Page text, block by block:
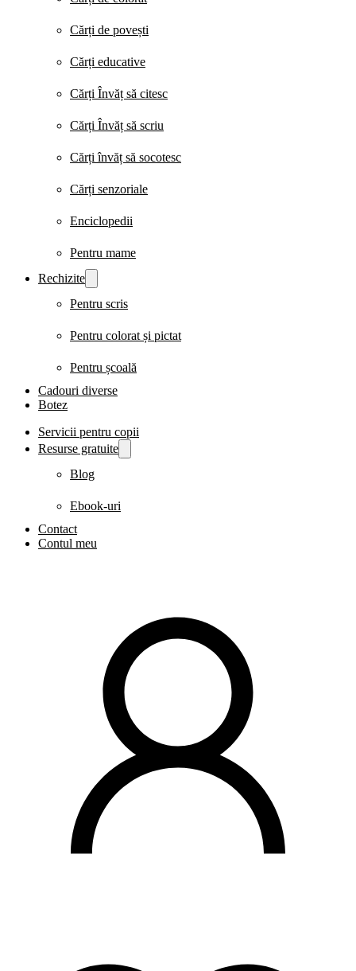
Cărți de povești
Cărți educative
Cărți Învăț să citesc
Cărți Învăț să scriu
Cărți învăț să socotesc
Cărți senzoriale
Enciclopedii
Pentru mame
Rechizite
Pentru scris
Pentru colorat și pictat
Pentru școală
Cadouri diverse
Botez
Servicii pentru copii
Resurse gratuite
Blog
Ebook-uri
Contact
Contul meu